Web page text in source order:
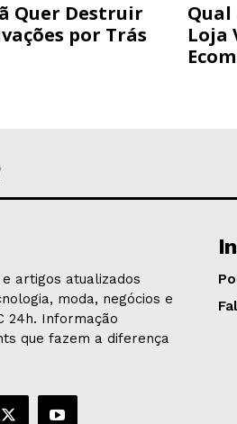
Quer Destruir
por Trás
Loja
artigos atualizados
moda, negócios e
24h. Informação
que fazem a diferença